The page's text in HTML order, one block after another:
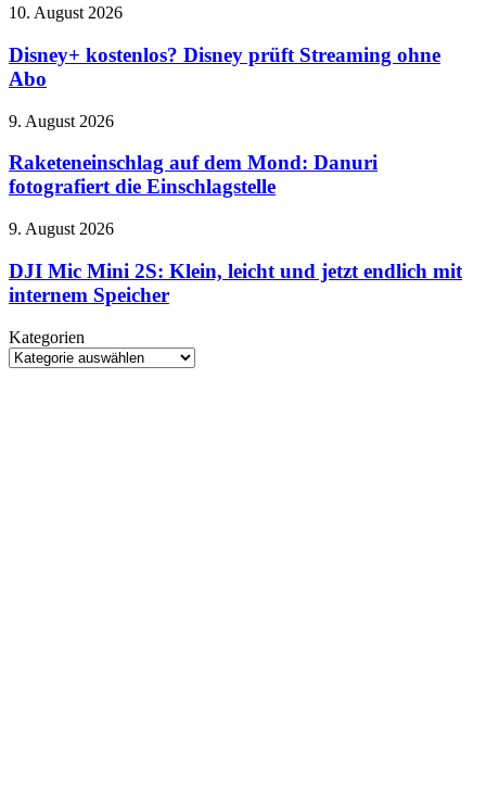
Live
ersten
Disney+
Disney
prüft
Streaming
Abo
10. August 2026
Disney+ kostenlos? Disney prüft Streaming ohne
Abo
Raketeneinschlag
dem
Mond:
Danuri
die
9. August 2026
Raketeneinschlag auf dem Mond: Danuri
fotografiert die Einschlagstelle
DJI
Mini
2S:
Klein,
und
jetzt
9. August 2026
DJI Mic Mini 2S: Klein, leicht und jetzt endlich mit
internem Speicher
Kategorien
Kategorien